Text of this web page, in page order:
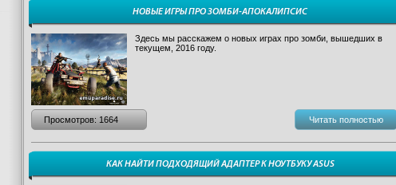
НОВЫЕ ИГРЫ ПРО ЗОМБИ-АПОКАЛИПСИС
Здесь мы расскажем о новых играх про зомби, вышедших в
текущем, 2016 году.
Просмотров: 1664 Читать полностью
КАК НАЙТИ ПОДХОДЯЩИЙ АДАПТЕР К НОУТБУКУ ASUS